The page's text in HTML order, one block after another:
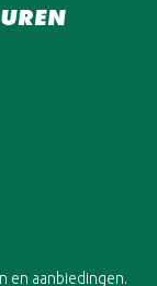
en aanbiedingen.